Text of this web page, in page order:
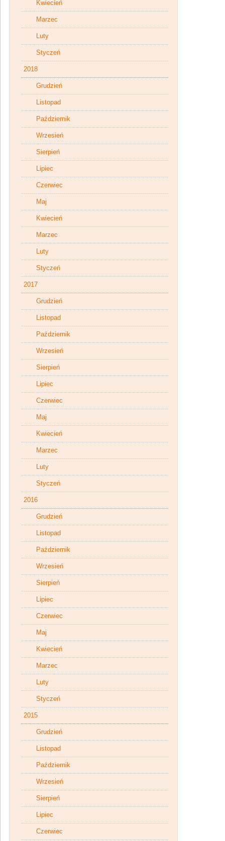
Kwiecień
Marzec
Luty
Styczeń
2018
Grudzień
Listopad
Październik
Wrzesień
Sierpień
Lipiec
Czerwiec
Maj
Kwiecień
Marzec
Luty
Styczeń
2017
Grudzień
Listopad
Październik
Wrzesień
Sierpień
Lipiec
Czerwiec
Maj
Kwiecień
Marzec
Luty
Styczeń
2016
Grudzień
Listopad
Październik
Wrzesień
Sierpień
Lipiec
Czerwiec
Maj
Kwiecień
Marzec
Luty
Styczeń
2015
Grudzień
Listopad
Październik
Wrzesień
Sierpień
Lipiec
Czerwiec